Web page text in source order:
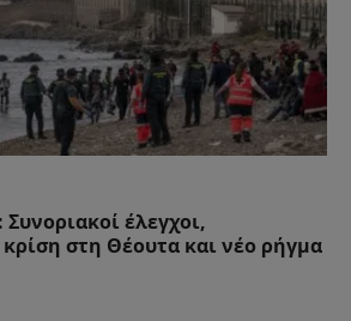
Συνοριακοί έλεγχοι,
στη Θέουτα και νέο ρήγμα